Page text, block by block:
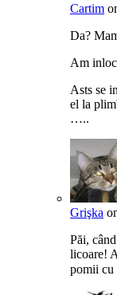
Cartim
Da?
Am
Asts se
el la
…..
Grişka
Păi,
licoare!
pomii cu